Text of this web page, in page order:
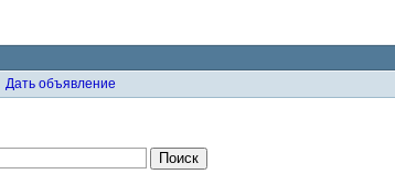
Дaть объявление